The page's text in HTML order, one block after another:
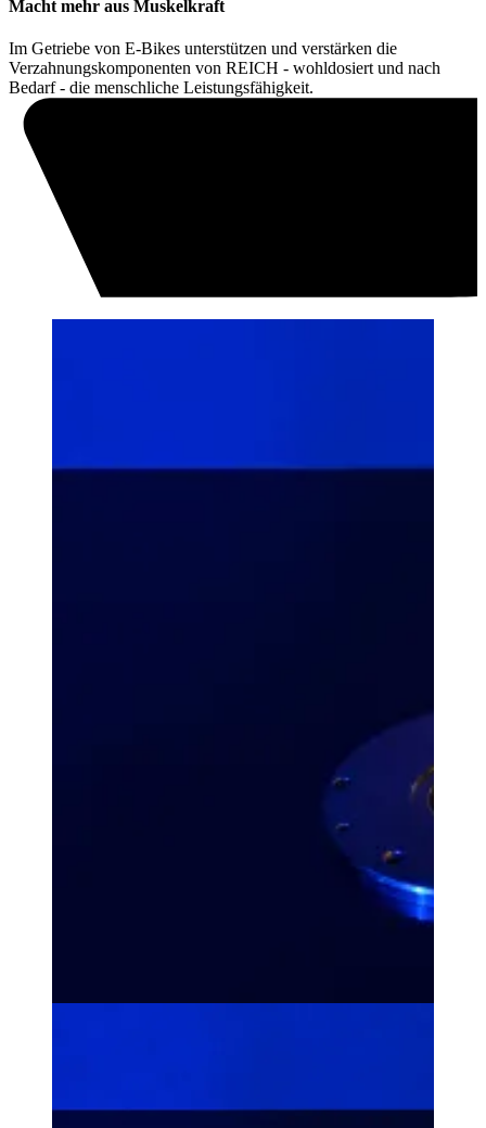
Macht mehr aus Muskelkraft
Im Getriebe von E-Bikes unterstützen und verstärken die
Verzahnungskomponenten von REICH - wohldosiert und nach
Bedarf - die menschliche Leistungsfähigkeit.